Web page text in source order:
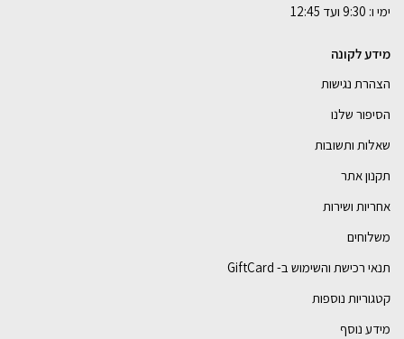
ימי ו: 9:30 ועד 12:45
מידע לקונה
הצהרת נגישות
הסיפור שלנו
שאלות ותשובות
תקנון אתר
אחריות ושירות
משלוחים
תנאי רכישת והשימוש ב- GiftCard
קטגוריות נוספות
מידע נוסף